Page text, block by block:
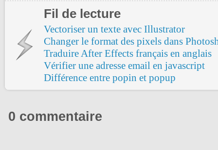
Fil de lecture
Vectoriser un texte avec Illustrator
Changer le format des pixels dans
Traduire After Effects français en anglais
Vérifier une adresse email en javascript
Différence entre popin et popup
0 commentaire